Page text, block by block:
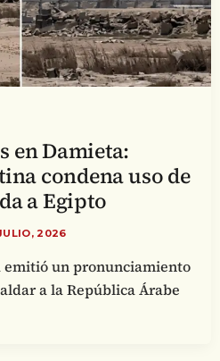
en Damieta:
condena uso de
a Egipto
2026
emitió un pronunciamiento
a la República Árabe